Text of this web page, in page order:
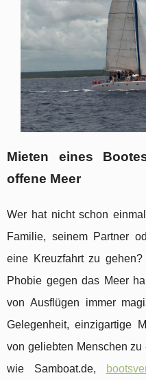
Mieten eines
offene Meer
Wer hat nicht schon
Familie, seinem Partner
eine Kreuzfahrt zu
Phobie gegen das Meer
von Ausflügen immer
Gelegenheit, einzigartige
von geliebten Menschen
wie Samboat.de,